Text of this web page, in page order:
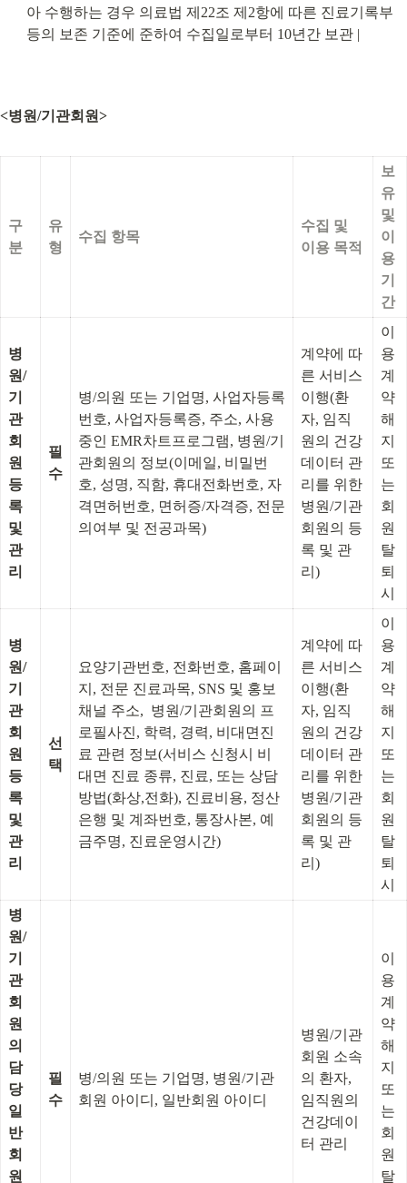
아 수행하는 경우 의료법 제22조 제2항에 따른 진료기록부
등의 보존 기준에 준하여 수집일로부터 10년간 보관 |
<병원/기관회원>
구
분
유
형
수집 항목
수집 및
이용 목적
보
유
및
이
용
기
간
병
원/
기
관
회
원
등
록
및
관
리
필
수
병/의원 또는 기업명, 사업자등록
번호, 사업자등록증, 주소, 사용
중인 EMR차트프로그램, 병원/기
관회원의 정보(이메일, 비밀번
호, 성명, 직함, 휴대전화번호, 자
격면허번호, 면허증/자격증, 전문
의여부 및 전공과목)
계약에 따
른 서비스
이행(환
자, 임직
원의 건강
데이터 관
리를 위한
병원/기관
회원의 등
록 및 관
리)
이
용
계
약
해
지
또
는
회
원
탈
퇴
시
병
원/
기
관
회
원
등
록
및
관
리
선
택
요양기관번호, 전화번호, 홈페이
지, 전문 진료과목, SNS 및 홍보
채널 주소,  병원/기관회원의 프
로필사진, 학력, 경력, 비대면진
료 관련 정보(서비스 신청시 비
대면 진료 종류, 진료, 또는 상담
방법(화상,전화), 진료비용, 정산
은행 및 계좌번호, 통장사본, 예
금주명, 진료운영시간)
계약에 따
른 서비스
이행(환
자, 임직
원의 건강
데이터 관
리를 위한
병원/기관
회원의 등
록 및 관
리)
이
용
계
약
해
지
또
는
회
원
탈
퇴
시
병
원/
기
관
회
원
의
담
당
일
반
회
원
필
수
병/의원 또는 기업명, 병원/기관
회원 아이디, 일반회원 아이디
병원/기관
회원 소속
의 환자,
임직원의
건강데이
터 관리
이
용
계
약
해
지
또
는
회
원
탈